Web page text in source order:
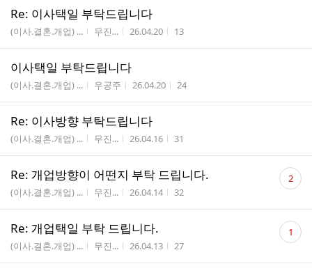
Re: 이사택일 부탁드립니다
게시판명
(이사.결혼.개업) ... 작성자
무진... 작성시간
26.04.20 조회수
13
이사택일 부탁드립니다
게시판명
(이사.결혼.개업) ... 작성자
우공주 작성시간
26.04.20 조회수
24
Re: 이사방향 부탁드립니다
게시판명
(이사.결혼.개업) ... 작성자
무진... 작성시간
26.04.16 조회수
31
Re: 개업방향이 어떤지 부탁 드립니다.
게시판명
(이사.결혼.개업) ... 작성자
무진... 작성시간
26.04.14 조회수
32
댓
글 2
Re: 개업택일 부탁 드립니다.
게시판명
(이사.결혼.개업) ... 작성자
무진... 작성시간
26.04.13 조회수
27
댓
글 1